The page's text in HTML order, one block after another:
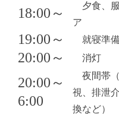
18:00～
夕食、
ア
19:00～ 就寝準
20:00～ 消灯
20:00～
6:00
夜間帯
視、排泄
換など）